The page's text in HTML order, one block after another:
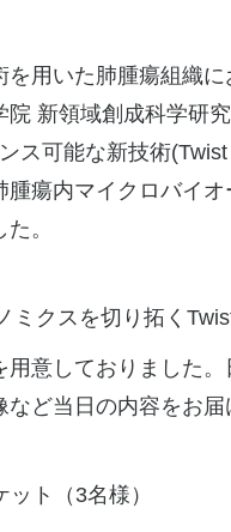
用いた肺腫瘍組織
新領域創成科学研
ス可能な新技術
瘍内マイクロバイ
。
クスを切り拓く
意しておりました
ど当日の内容をお届
ト（3名様）